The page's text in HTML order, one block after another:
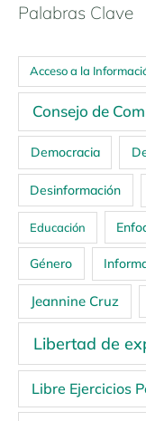
Palabras Clave
Acceso a la
Consejo de
Democracia
Desinformación
Educación
Género
Jeannine Cruz
Libertad de
Libre Ejercicios